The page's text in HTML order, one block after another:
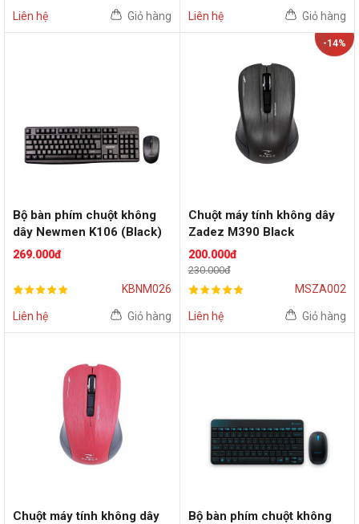
Liên hệ Giỏ hàng Liên hệ Giỏ hàng
Bộ bàn phím chuột không
dây Newmen K106 (Black)
269.000đ
KBNM026
Liên hệ Giỏ hàng
-14%
Chuột máy tính không dây
Zadez M390 Black
200.000đ
230.000đ
MSZA002
Liên hệ Giỏ hàng
Chuột máy tính không dây
Bộ bàn phím chuột không